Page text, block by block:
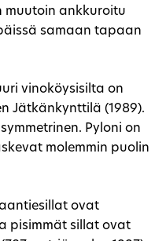
muutoin ankkuroitu
samaan tapaan
vinoköysisilta on
Jätkänkynttilä (1989).
Pyloni on
molemmin puolin
ovat
pisimmät sillat ovat